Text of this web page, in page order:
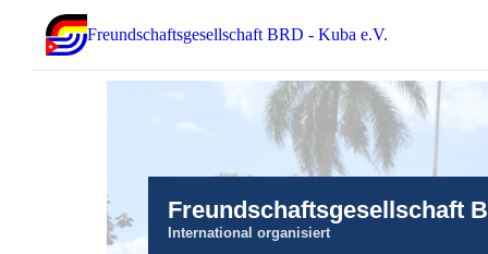
Freundschaftsgesellschaft BRD - Kuba e.V.
Freundschaftsgesellschaft
International organisiert